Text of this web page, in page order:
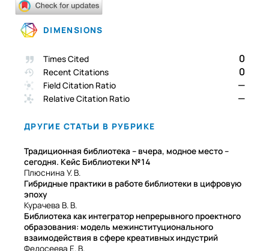
DIMENSIONS
Times Cited 0
Recent Citations 0
Field Citation Ratio —
Relative Citation Ratio —
ДРУГИЕ СТАТЬИ В РУБРИКЕ
Традиционная библиотека – вчера, модное место –
сегодня. Кейс Библиотеки №14
Плюснина У. В.
Гибридные практики в работе библиотеки в цифровую
эпоху
Курачева В. В.
Библиотека как интегратор непрерывного проектного
образования: модель межинституционального
взаимодействия в сфере креативных индустрий
Федосеева Е. В.